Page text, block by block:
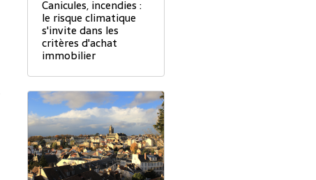
Canicules, incendies :
le risque climatique
s'invite dans les
critères d'achat
immobilier